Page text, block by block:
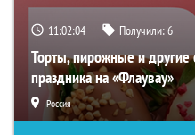
11:02:02 Получили:6
Торты, пирожные и другие
праздника на «Флаувау»
Россия